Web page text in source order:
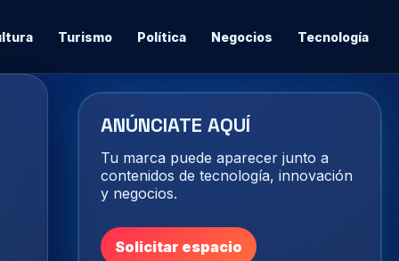
Turismo Política Negocios Tecnología
ANÚNCIATE AQUÍ
Tu marca puede aparecer junto a
contenidos de tecnología, innovación
y negocios.
Solicitar espacio